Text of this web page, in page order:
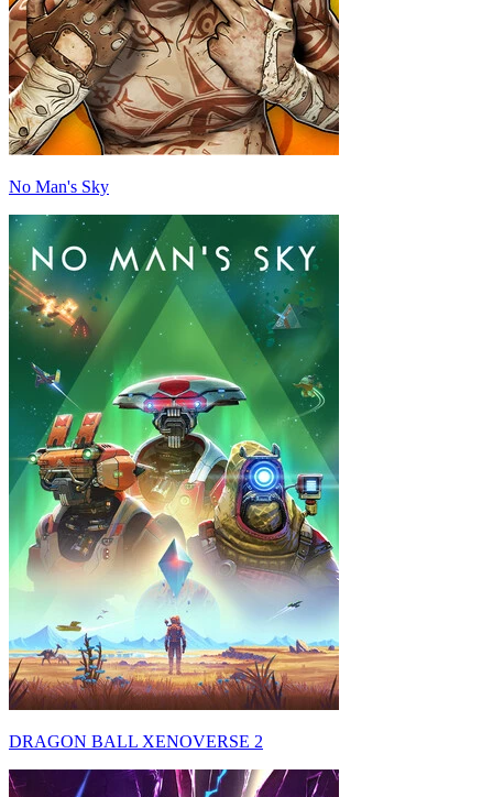
No Man's Sky
DRAGON BALL XENOVERSE 2